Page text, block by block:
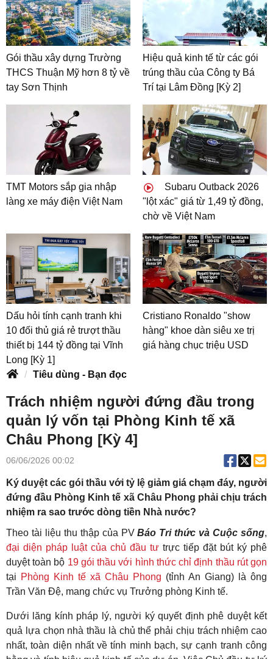
Gói thầu xây dựng Trường
THCS Thuận Mỹ hơn 8 tỷ về
tay Sơn Thịnh
Hiệu quả kinh tế từ các gói
trúng thầu của Công ty Bá
Trí tại Lâm Đồng [Kỳ 2]
TMT Motors sắp gia nhập
làng xe máy điện Việt Nam
Subaru Outback 2026
"lột xác" giá từ 1,49 tỷ đồng,
chờ về Việt Nam
Dấu hỏi tính cạnh tranh khi
10 đối thủ giá rẻ trượt thầu
thiết bị 144 tỷ đồng tại Vĩnh
Long [Kỳ 1]
Cristiano Ronaldo "show
hàng" khoe dàn siêu xe trị
giá hàng chục triệu USD
Tiêu dùng - Bạn đọc
Trách nhiệm người đứng đầu trong
quản lý vốn tại Phòng Kinh tế xã
Châu Phong [Kỳ 4]
06/06/2026 00:02
Ký duyệt các gói thầu với tỷ lệ giảm giá chạm đáy, người
đứng đầu Phòng Kinh tế xã Châu Phong phải chịu trách
nhiệm ra sao trước dòng tiền Nhà nước?
Theo tài liệu thu thập của PVBáo Tri thức và Cuộc sống,
đại diện pháp luật của chủ đầu tư trực tiếp đặt bút ký phê
duyệt toàn bộ 19 gói thầu với hình thức chỉ định thầu rút gọn
tại Phòng Kinh tế xã Châu Phong (tỉnh An Giang) là ông
Trần Văn Đệ, mang chức vụ Trưởng phòng Kinh tế.
Dưới lăng kính pháp lý, người ký quyết định phê duyệt kết
quả lựa chọn nhà thầu là chủ thể phải chịu trách nhiệm cao
nhất, toàn diện nhất về tính minh bạch, sự cạnh tranh công